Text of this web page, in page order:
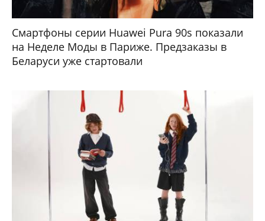
Смартфоны серии Huawei Pura 90s показали
на Неделе Моды в Париже. Предзаказы в
Беларуси уже стартовали